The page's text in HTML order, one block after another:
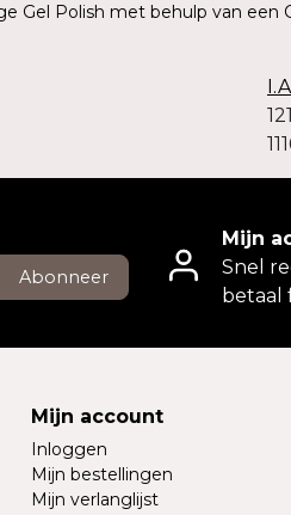
Gel Polish met behulp van
Abonneer
Mijn
Snel
betaal
Mijn account
Inloggen
Mijn bestellingen
Mijn verlanglijst